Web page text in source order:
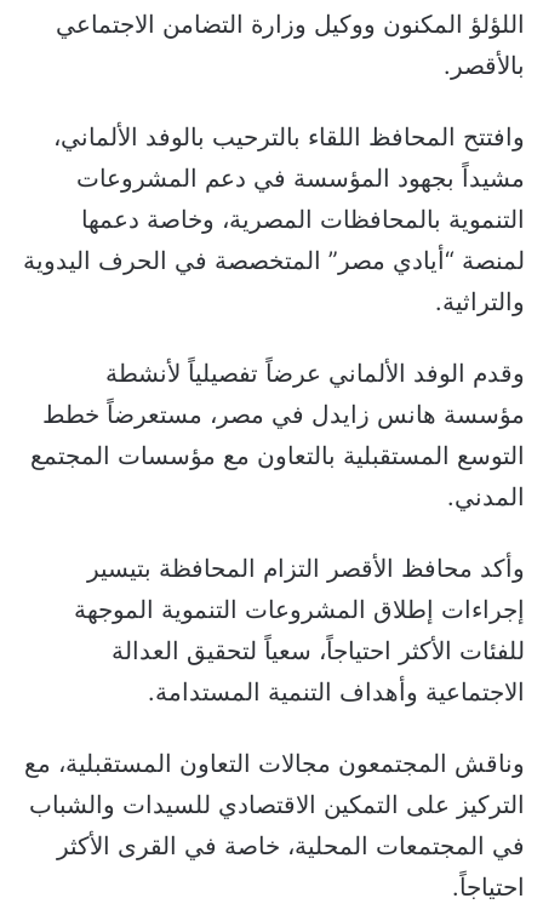
اللؤلؤ المكنون ووكيل وزارة التضامن الاجتماعي
بالأقصر.
وافتتح المحافظ اللقاء بالترحيب بالوفد الألماني،
مشيداً بجهود المؤسسة في دعم المشروعات
التنموية بالمحافظات المصرية، وخاصة دعمها
لمنصة “أيادي مصر” المتخصصة في الحرف اليدوية
والتراثية.
وقدم الوفد الألماني عرضاً تفصيلياً لأنشطة
مؤسسة هانس زايدل في مصر، مستعرضاً خطط
التوسع المستقبلية بالتعاون مع مؤسسات المجتمع
المدني.
وأكد محافظ الأقصر التزام المحافظة بتيسير
إجراءات إطلاق المشروعات التنموية الموجهة
للفئات الأكثر احتياجاً، سعياً لتحقيق العدالة
الاجتماعية وأهداف التنمية المستدامة.
وناقش المجتمعون مجالات التعاون المستقبلية، مع
التركيز على التمكين الاقتصادي للسيدات والشباب
في المجتمعات المحلية، خاصة في القرى الأكثر
احتياجاً.